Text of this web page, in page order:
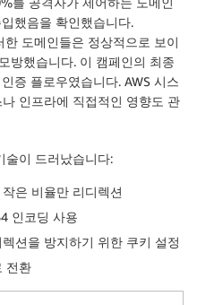
했음을 확인했습니다.
도메인들은 정상적으로 보이
방했습니다. 이 캠페인의 최종
증 플로우였습니다. AWS 시스
인프라에 직접적인 영향도 관
술이 드러났습니다:
은 비율만 리디렉션
인코딩 사용
션을 방지하기 위한 쿠키 설정
전환